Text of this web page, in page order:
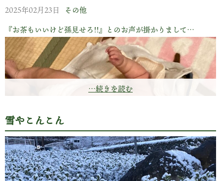
2025年02月23日
その他
『お茶もいいけど孫見せろ!!』とのお声が掛かりまして…
…続きを読む
雪やこんこん